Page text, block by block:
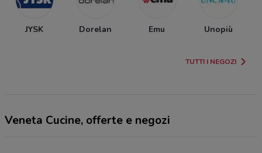
JYSK Dorelan Emu Unopiù
TUTTI I NEGOZI
Veneta Cucine, offerte e negozi